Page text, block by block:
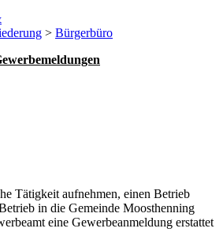
> Bürgerbüro
Tätigkeit aufnehmen, einen Betrieb
in die Gemeinde Moosthenning
eine Gewerbeanmeldung erstattet